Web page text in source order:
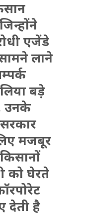
एजेंडे
लाने
बड़े
उनके
मजबूर
को घेरते
देती है